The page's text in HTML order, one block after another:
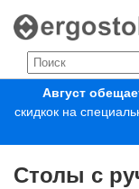
Август
скидкок на
Столы с